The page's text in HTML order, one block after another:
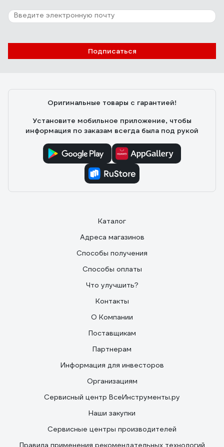
Подписаться
Оригинальные товары с гарантией!
Установите мобильное приложение, чтобы
информация по заказам всегда была под рукой
Каталог
Адреса магазинов
Способы получения
Способы оплаты
Что улучшить?
Контакты
О Компании
Поставщикам
Партнерам
Информация для инвесторов
Организациям
Сервисный центр ВсеИнструменты.ру
Наши закупки
Сервисные центры производителей
Правила применения рекомендательных технологий